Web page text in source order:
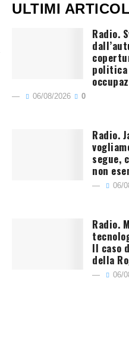
ULTIMI
Radio.
politica
06/08/2026 0
Radio.
segue,
non
06/
Radio.
Il caso
della
06/